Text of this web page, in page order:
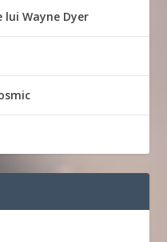
Wayne Dyer